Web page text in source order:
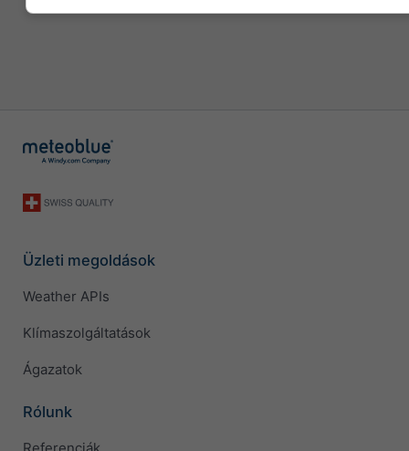
Üzleti megoldások
Weather APIs
Klímaszolgáltatások
Ágazatok
Rólunk